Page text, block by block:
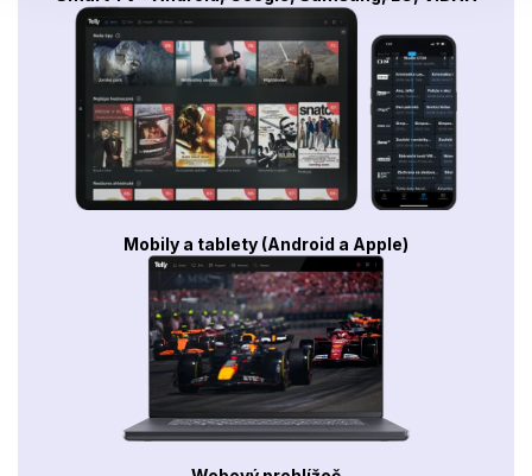
Mobily a tablety (Android a Apple)